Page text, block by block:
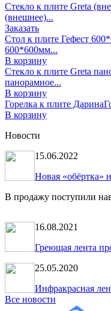
Стекло к плите Greta
(внешнее)...
Заказать
Стол к плите Гефест
600*600мм...
В корзину
Стекло к плите Greta
панорамное...
В корзину
Горелка к плите Дарина
В корзину
Новости
15.06.2022
Новая «обёртка»
В продажу поступили
16.08.2021
Греющая лента
25.05.2020
Инфракрасная
Все новости